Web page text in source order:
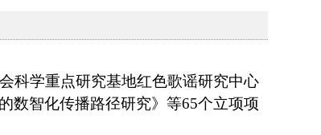
科学重点研究基地红色歌谣研究中心
数智化传播路径研究》等65个立项项